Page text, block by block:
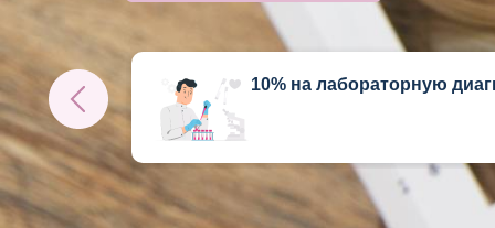
10% на лабораторную